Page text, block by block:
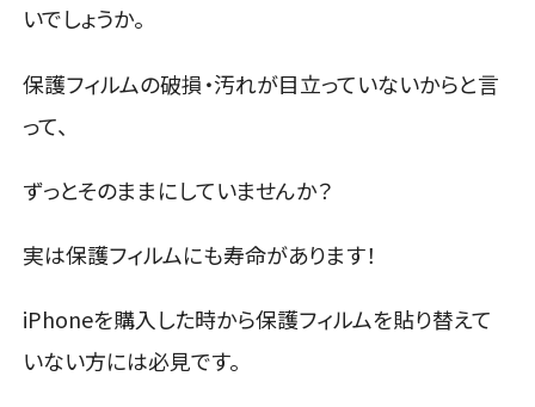
いでしょうか。
保護フィルムの破損・汚れが目立っていないからと言
って、
ずっとそのままにしていませんか？
実は保護フィルムにも寿命があります！
iPhoneを購入した時から保護フィルムを貼り替えて
いない方には必見です。